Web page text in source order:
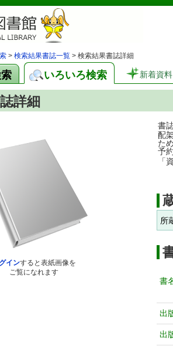
> 検索結果書誌一覧 > 検索結果書誌詳細
いろいろ検索 新着資料
詳細
インすると表紙画像を
ご覧になれます
書
配
た
予
「
所
書
出
出